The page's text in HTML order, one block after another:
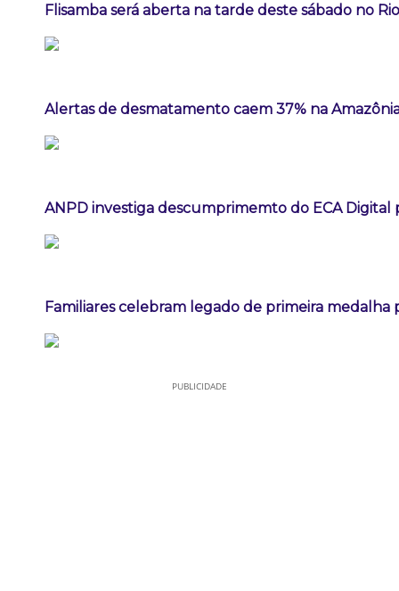
Flisamba será aberta na tarde deste sábado no
Alertas de desmatamento caem 37% na
ANPD investiga descumprimemto do ECA Digital
Familiares celebram legado de primeira medalha
PUBLICIDADE